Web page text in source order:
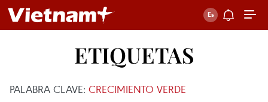
ETIQUETAS
PALABRA CLAVE: CRECIMIENTO VERDE